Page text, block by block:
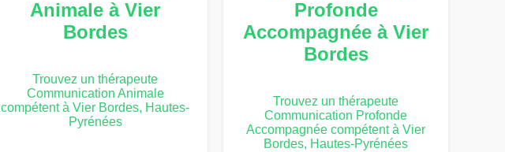
Animale à Vier
Bordes
Trouvez un thérapeute
Communication Animale
compétent à Vier Bordes, Hautes-
Pyrénées
Profonde
Accompagnée à Vier
Bordes
Trouvez un thérapeute
Communication Profonde
Accompagnée compétent à Vier
Bordes, Hautes-Pyrénées